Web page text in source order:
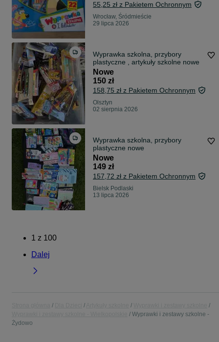
55,25 zł z Pakietem Ochronnym
Wrocław, Śródmieście
29 lipca 2026
Wyprawka szkolna, przybory
plastyczne , artykuły szkolne nowe
Nowe
150 zł
158,75 zł z Pakietem Ochronnym
Olsztyn
02 sierpnia 2026
Wyprawka szkolna, przybory
plastyczne nowe
Nowe
149 zł
157,72 zł z Pakietem Ochronnym
Bielsk Podlaski
13 lipca 2026
1 z 100
Dalej
Wyprawki i zestawy szkolne -
Żydowo